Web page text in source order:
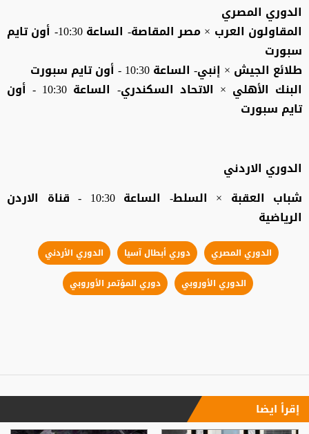
الدوري المصري
المقاولون العرب × مصر المقاصة- الساعة 10:30- أون تايم
سبورت
طلائع الجيش × إنبي- الساعة 10:30 - أون تايم سبورت
البنك الأهلي × الاتحاد السكندري- الساعة 10:30 - أون
تايم سبورت
الدوري الاردني
شباب العقبة × السلط- الساعة 10:30 - قناة الاردن
الرياضية
الدوري المصري دوري أبطال آسيا
الدوري الأردني
الدوري الأوروبي
دوري المؤتمر الأوروبي
إقرأ ايضا